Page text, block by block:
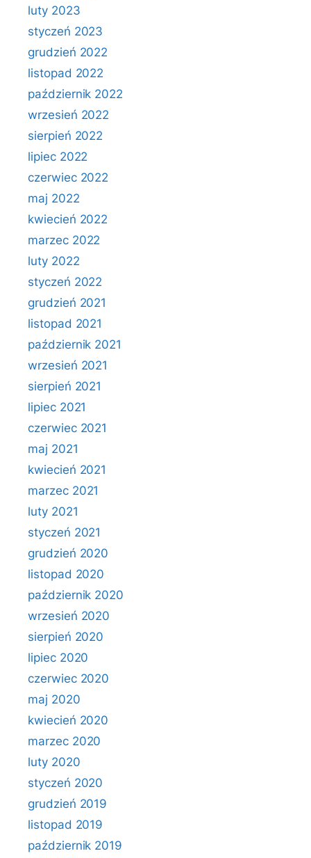
luty 2023
styczeń 2023
grudzień 2022
listopad 2022
październik 2022
wrzesień 2022
sierpień 2022
lipiec 2022
czerwiec 2022
maj 2022
kwiecień 2022
marzec 2022
luty 2022
styczeń 2022
grudzień 2021
listopad 2021
październik 2021
wrzesień 2021
sierpień 2021
lipiec 2021
czerwiec 2021
maj 2021
kwiecień 2021
marzec 2021
luty 2021
styczeń 2021
grudzień 2020
listopad 2020
październik 2020
wrzesień 2020
sierpień 2020
lipiec 2020
czerwiec 2020
maj 2020
kwiecień 2020
marzec 2020
luty 2020
styczeń 2020
grudzień 2019
listopad 2019
październik 2019